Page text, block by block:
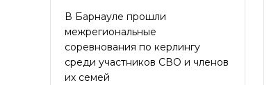
В Барнауле прошли
межрегиональные
соревнования по керлингу
среди участников СВО и членов
их семей